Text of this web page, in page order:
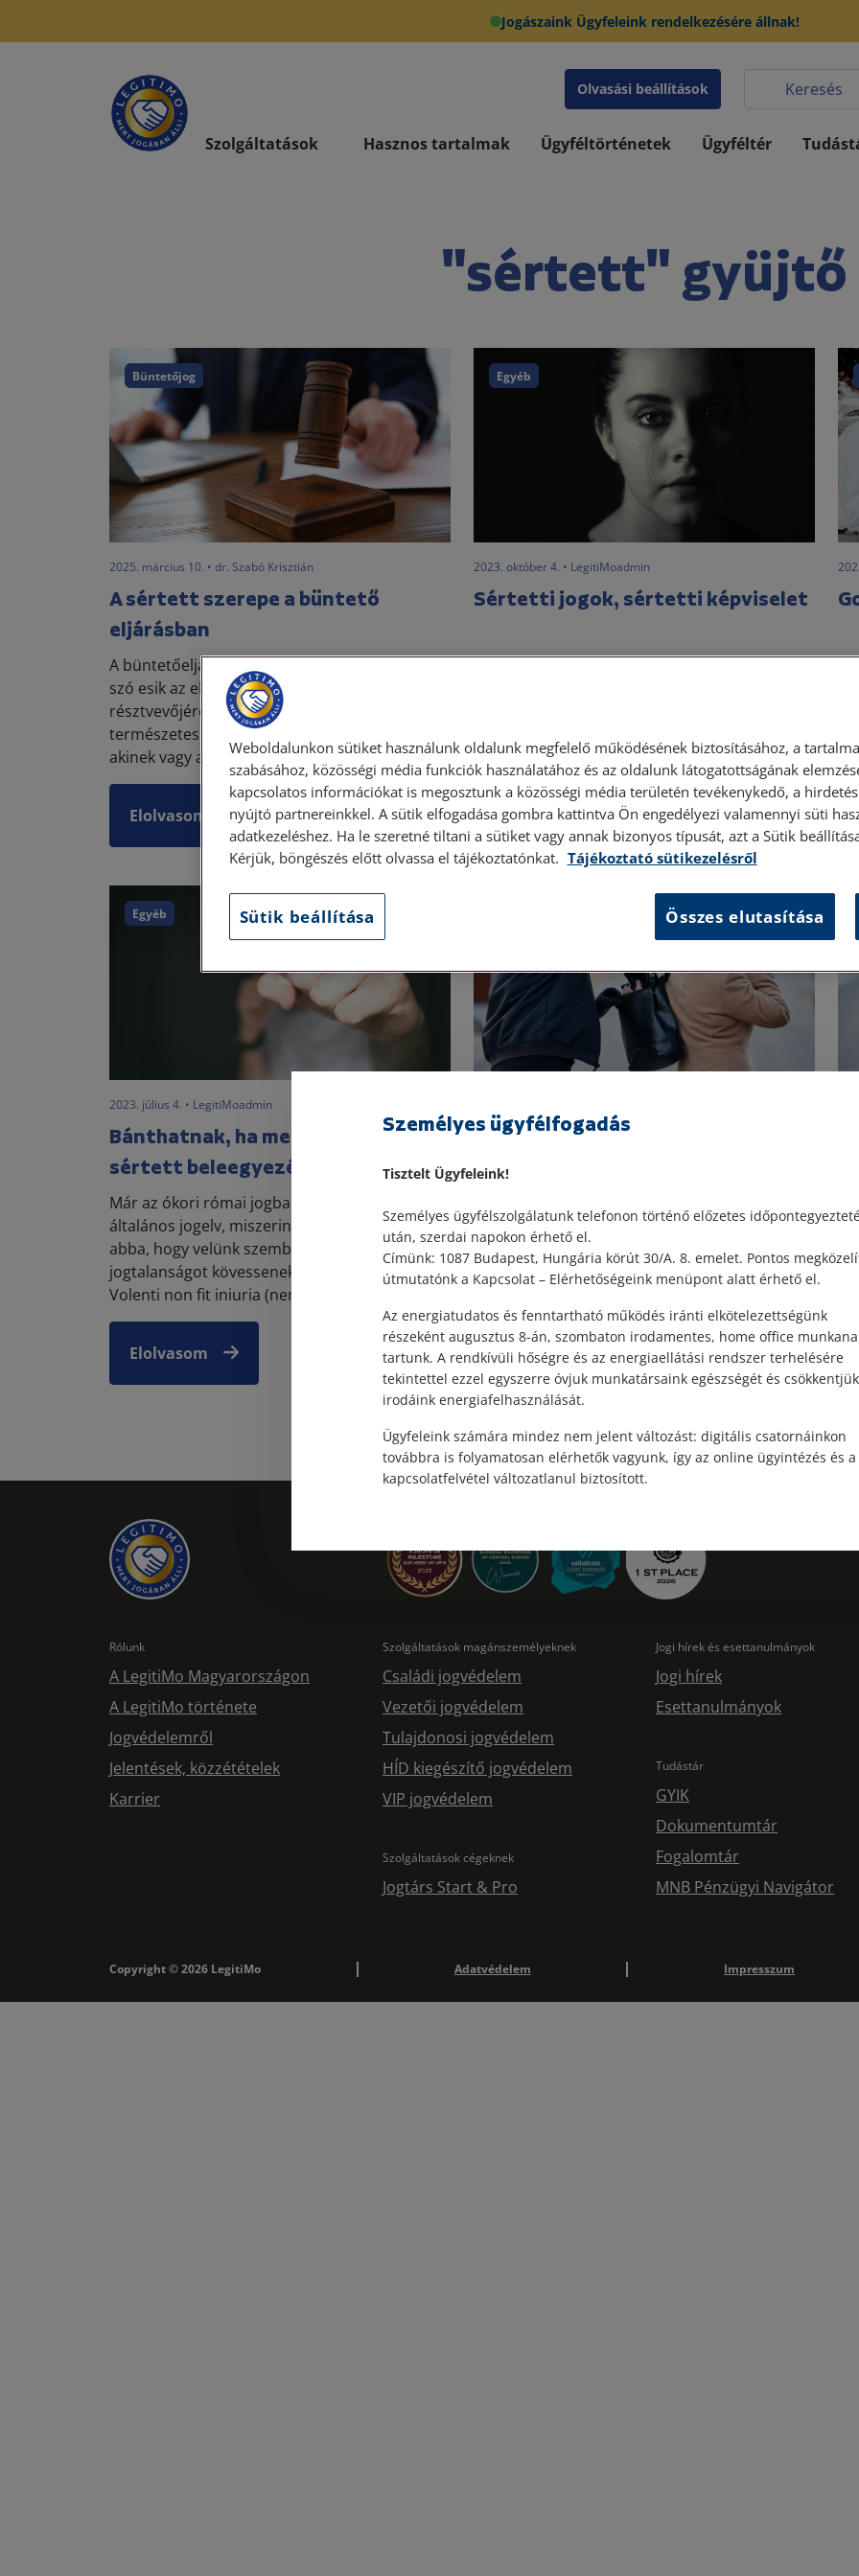
Jogászaink Ügyfeleink rendelkezésére állnak!
Olvasási beállítások
Szolgáltatások Hasznos tartalmak Ügyféltörténetek Ügyféltér
"sértett" gyüjtő
Büntetőjog
2025. március 10. • dr. Szabó Krisztián
A sértett szerepe a büntető
eljárásban
A büntetőeljárások kapcsán viszonylag kevés
szó esik az eljárások egyik fontos
résztvevőjéről, a sértettekről. Sértett az a
természetes vagy nem természetes személy,
akinek vagy amelynek a jogát va...
Elolvasom
Egyéb
2023. október 4. • LegitiMoadmin
Sértetti jogok, sértetti képviselet
jogi képviseletét...
Elolvasom
Egyéb
2023. július 4. • LegitiMoadmin
Bánthatnak, ha megengedem? – A
sértett beleegyezése
Már az ókori római jogban kialakult az
általános jogelv, miszerint beleegyezhetünk
abba, hogy velünk szemben valamilyen
jogtalanságot kövessenek el. Ez az úgynevezett
Volenti non fit iniuria (nem t...
Elolvasom
Vagyon elleni bűncselekmények II.
bűncselekmények kategóriáját ismertettük.
Jelen cikkünkben a vagyon elleni
bűncselekmények másik nagy kategóriájával
Elolvasom
Rólunk
A LegitiMo Magyarországon
A LegitiMo története
Jogvédelemről
Jelentések, közzétételek
Karrier
Szolgáltatások magánszemélyeknek
Családi jogvédelem
Vezetői jogvédelem
Tulajdonosi jogvédelem
HÍD kiegészítő jogvédelem
VIP jogvédelem
Szolgáltatások cégeknek
Jogtárs Start & Pro
Jogi hírek és esettanulmányok
Jogi hírek
Esettanulmányok
Tudástár
GYIK
Dokumentumtár
Fogalomtár
MNB Pénzügyi Navigátor
Copyright © 2026 LegitiMo Adatvédelem Impresszum
Személyes ügyfélfogadás
Tisztelt Ügyfeleink!
Személyes ügyfélszolgálatunk telefonon történő előzetes
után, szerdai napokon érhető el.
Címünk: 1087 Budapest, Hungária körút 30/A. 8. emelet. Pontos
útmutatónk a Kapcsolat – Elérhetőségeink menüpont alatt érhető el.
Az energiatudatos és fenntartható működés iránti elkötelezettségünk
részeként augusztus 8-án, szombaton irodamentes, home office
tartunk. A rendkívüli hőségre és az energiaellátási rendszer terhelésére
tekintettel ezzel egyszerre óvjuk munkatársaink egészségét és csökkentjük
irodáink energiafelhasználását.
Ügyfeleink számára mindez nem jelent változást: digitális csatornáinkon
továbbra is folyamatosan elérhetők vagyunk, így az online ügyintézés és a
kapcsolatfelvétel változatlanul biztosított.
Weboldalunkon sütiket használunk oldalunk megfelelő működésének biztosításához, a
szabásához, közösségi média funkciók használatához és az oldalunk látogatottságának
kapcsolatos információkat is megosztunk a közösségi média területén tevékenykedő, a
nyújtó partnereinkkel. A sütik elfogadása gombra kattintva Ön engedélyezi valamennyi süti
adatkezeléshez. Ha le szeretné tiltani a sütiket vagy annak bizonyos típusát, azt a Sütik
Kérjük, böngészés előtt olvassa el tájékoztatónkat. Tájékoztató sütikezelésről
Sütik beállítása Összes elutasítása